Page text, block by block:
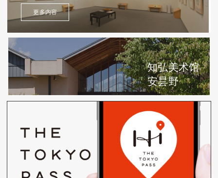
更多内容
知弘美术馆
安昙野